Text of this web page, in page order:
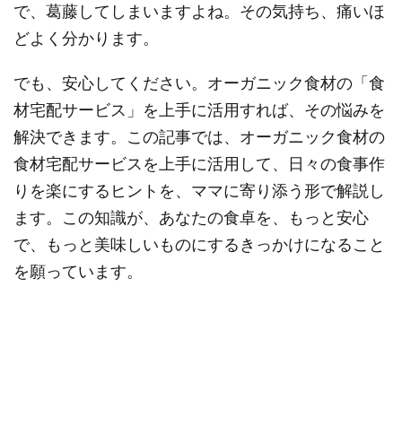
で、葛藤してしまいますよね。その気持ち、痛いほ
どよく分かります。
でも、安心してください。オーガニック食材の「食
材宅配サービス」を上手に活用すれば、その悩みを
解決できます。この記事では、オーガニック食材の
食材宅配サービスを上手に活用して、日々の食事作
りを楽にするヒントを、ママに寄り添う形で解説し
ます。この知識が、あなたの食卓を、もっと安心
で、もっと美味しいものにするきっかけになること
を願っています。